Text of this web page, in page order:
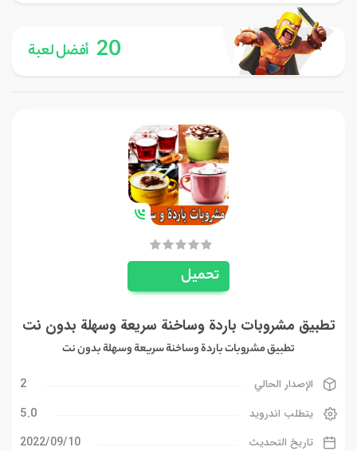
20 أفضل لعبة
تحميل
تطبيق مشروبات باردة وساخنة سريعة وسهلة بدون نت
تطبيق مشروبات باردة وساخنة سريعة وسهلة بدون نت
الإصدار الحالي 2
يتطلب اندرويد 5.0
تاريخ التحديث 10‏/09‏/2022